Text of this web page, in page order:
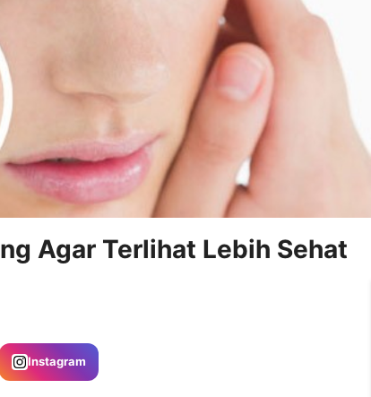
Agar Terlihat Lebih Sehat
Instagram